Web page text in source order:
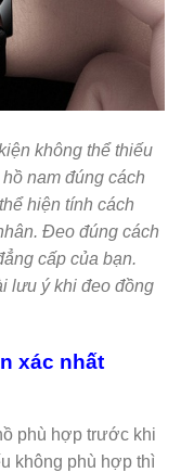
không thể thiếu
nam đúng cách
hiện tính cách
Đeo đúng cách
cấp của bạn.
lưu ý khi đeo đồng
xác nhất
phù hợp trước khi
không phù hợp thì